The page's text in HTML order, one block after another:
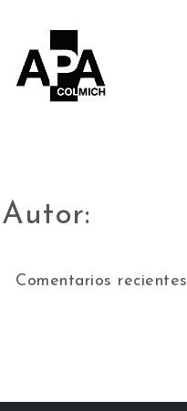
Autor:
Comentarios recientes